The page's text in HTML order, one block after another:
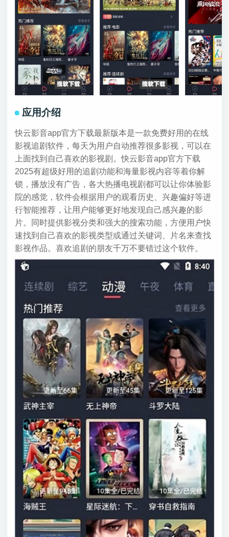
应用介绍
快云影音app官方下载最新版本是一款免费好用的在线
影视追剧软件，每天为用户自动推荐很多影视，可以在
上面找到自己喜欢的影视剧。快云影音app官方下载
2025有超级好用的追剧功能和海量影视内容等着你解
锁，播放没有广告，各大热播电视剧都可以让你体验影
院的感觉，软件会根据用户的观看历史、兴趣偏好等进
行智能推荐，让用户能够更好地发现自己感兴趣的影
片。同时提供影视分类和强大的搜索功能，方便用户快
速找到自己喜欢的影视类型或通过关键词、片名来查找
影视作品。喜欢追剧的朋友千万不要错过这个软件。